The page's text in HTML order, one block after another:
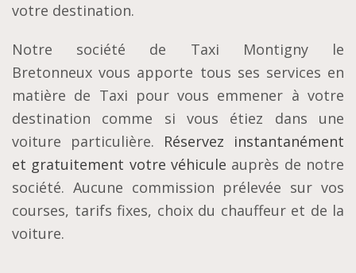
votre destination.
Notre société de Taxi Montigny le
Bretonneux vous apporte tous ses services en
matière de Taxi pour vous emmener à votre
destination comme si vous étiez dans une
voiture particulière. Réservez instantanément
et gratuitement votre véhicule auprès de notre
société. Aucune commission prélevée sur vos
courses, tarifs fixes, choix du chauffeur et de la
voiture.